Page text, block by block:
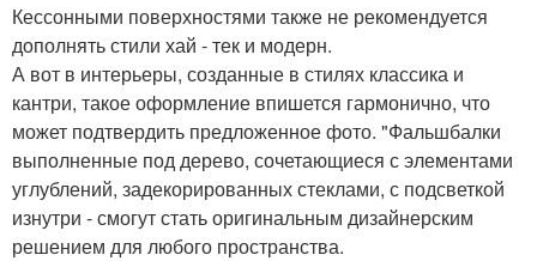
Кессонными поверхностями также не рекомендуется
дополнять стили хай - тек и модерн.
А вот в интерьеры, созданные в стилях классика и
кантри, такое оформление впишется гармонично, что
может подтвердить предложенное фото. "Фальшбалки
выполненные под дерево, сочетающиеся с элементами
углублений, задекорированных стеклами, с подсветкой
изнутри - смогут стать оригинальным дизайнерским
решением для любого пространства.